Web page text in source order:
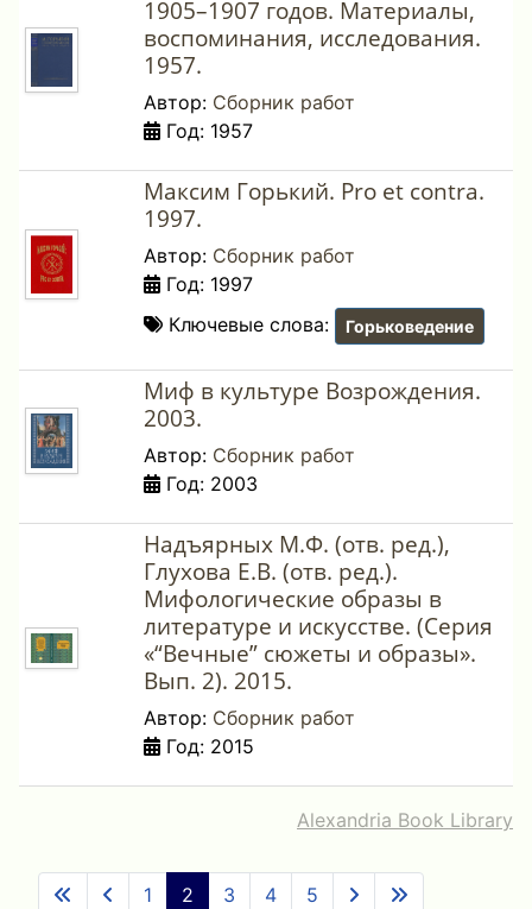
1905–1907 годов. Материалы,
воспоминания, исследования.
1957.
Автор: Сборник работ
Год: 1957
Максим Горький. Pro et contra.
1997.
Автор: Сборник работ
Год: 1997
Ключевые слова:
Горьковедение
Миф в культуре Возрождения.
2003.
Автор: Сборник работ
Год: 2003
Надъярных М.Ф. (отв. ред.),
Глухова Е.В. (отв. ред.).
Мифологические образы в
литературе и искусстве. (Серия
«“Вечные” сюжеты и образы».
Вып. 2). 2015.
Автор: Сборник работ
Год: 2015
Alexandria Book Library
1 2 3 4 5